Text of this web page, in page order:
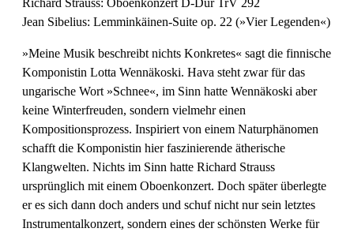
Richard Strauss: Oboenkonzert D-Dur TrV 292
Jean Sibelius: Lemminkäinen-Suite op. 22 (»Vier Legenden«)
»Meine Musik beschreibt nichts Konkretes« sagt die finnische
Komponistin Lotta Wennäkoski. Hava steht zwar für das
ungarische Wort »Schnee«, im Sinn hatte Wennäkoski aber
keine Winterfreuden, sondern vielmehr einen
Kompositionsprozess. Inspiriert von einem Naturphänomen
schafft die Komponistin hier faszinierende ätherische
Klangwelten. Nichts im Sinn hatte Richard Strauss
ursprünglich mit einem Oboenkonzert. Doch später überlegte
er es sich dann doch anders und schuf nicht nur sein letztes
Instrumentalkonzert, sondern eines der schönsten Werke für